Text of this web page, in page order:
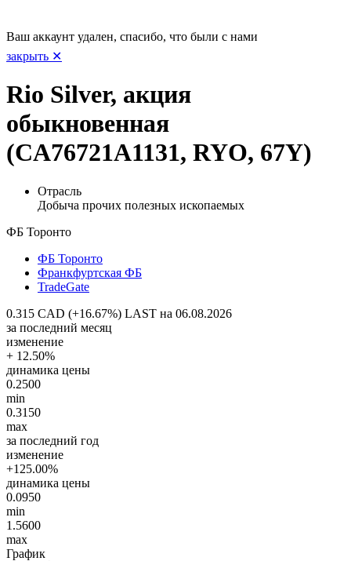
Ваш аккаунт удален, спасибо, что были с нами
закрыть ✕
Rio Silver, акция
обыкновенная
(CA76721A1131, RYO, 67Y)
Отрасль
Добыча прочих полезных ископаемых
ФБ Торонто
ФБ Торонто
Франкфуртская ФБ
TradeGate
0.315 CAD (+16.67%) LAST на 06.08.2026
за последний месяц
изменение
+ 12.50%
динамика цены
0.2500
min
0.3150
max
за последний год
изменение
+125.00%
динамика цены
0.0950
min
1.5600
max
График